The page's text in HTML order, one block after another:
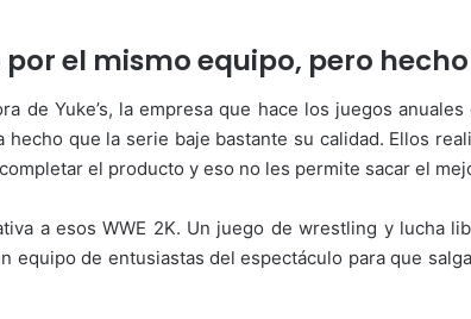
el mismo equipo, pero
de Yuke’s, la empresa que hace los juegos
que la serie baje bastante su calidad. Ellos
el producto y eso no les permite sacar el
a esos WWE 2K. Un juego de wrestling y lucha
de entusiastas del espectáculo para que